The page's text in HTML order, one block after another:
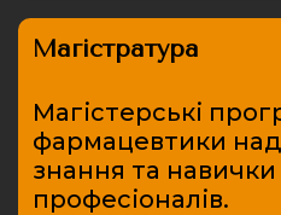
Магістратура
Магістерські
фармацевтики
знання та
професіоналів.